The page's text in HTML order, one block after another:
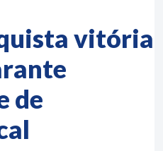
vitória
de